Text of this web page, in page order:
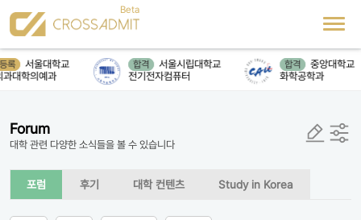
록
서울대학교
대학의예과
합격
서울시립대학교
전기전자컴퓨터
합격
중앙대학교
화학공학과
Forum
대학 관련 다양한 소식들을 볼 수 있습니다
포럼 후기 대학 컨텐츠 Study in Korea